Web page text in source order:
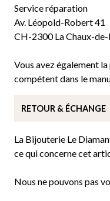
Service réparation
Av. Léopold-Robert 41
CH-2300 La Chaux-de-
Vous avez également
compétent dans le
La Bijouterie Le
ce qui concerne cet
Nous ne pouvons pas
RETOUR & ÉCHANGE